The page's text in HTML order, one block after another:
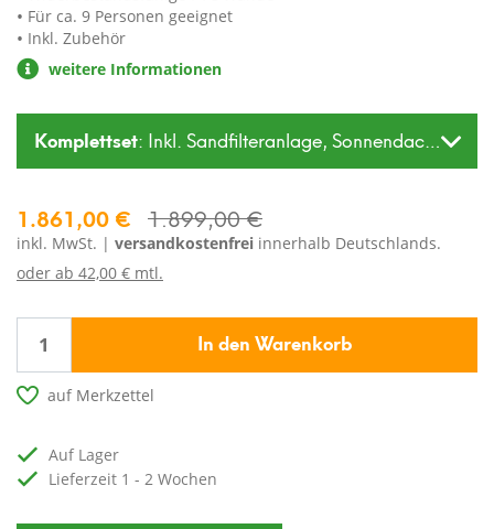
Für ca. 9 Personen geeignet
Inkl. Zubehör
weitere Informationen
Komplettset: Inkl. Sandfilteranlage, Sonnendach,
1.861,00 € 1.899,00 €
inkl. MwSt. | versandkostenfrei innerhalb Deutschlands.
oder ab 42,00 € mtl.
In den Warenkorb
auf Merkzettel
auf Lager
Lieferzeit 1 - 2 Wochen